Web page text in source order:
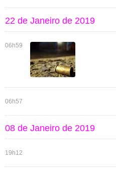
22 de Janeiro de 2019
06h59
06h57
08 de Janeiro de 2019
19h12